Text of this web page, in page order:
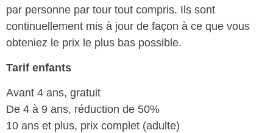
par personne par tour tout compris. Ils sont
continuellement mis à jour de façon à ce que vous
obteniez le prix le plus bas possible.
Tarif enfants
Avant 4 ans, gratuit
De 4 à 9 ans, réduction de 50%
10 ans et plus, prix complet (adulte)